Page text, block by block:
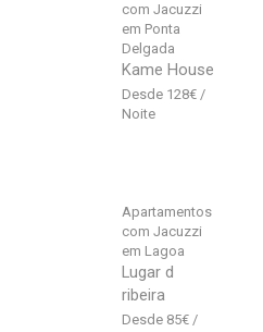
com Jacuzzi
em Ponta
Delgada
Kame House
128€
Apartamentos
com Jacuzzi
em Lagoa
Lugar d
ribeira
85€